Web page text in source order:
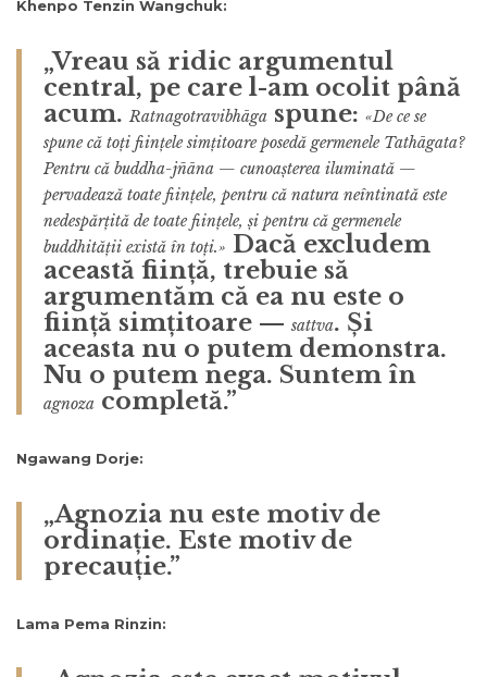
Khenpo Tenzin Wangchuk:
„Vreau să ridic argumentul
central, pe care l-am ocolit până
acum. Ratnagotravibhāga spune: «De ce se
spune că toți ființele simțitoare posedă germenele Tathāgata?
Pentru că buddha-jñāna — cunoașterea iluminată —
pervadează toate ființele, pentru că natura neîntinată este
nedespărțită de toate ființele, și pentru că germenele
buddhității există în toți.» Dacă excludem
această ființă, trebuie să
argumentăm că ea nu este o
ființă simțitoare — sattva. Și
aceasta nu o putem demonstra.
Nu o putem nega. Suntem în
agnoza completă.”
Ngawang Dorje:
„Agnozia nu este motiv de
ordinație. Este motiv de
precauție.”
Lama Pema Rinzin: